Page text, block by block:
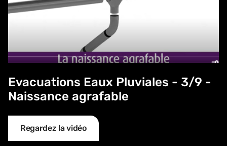
Evacuations Eaux Pluviales - 3/9 -
Naissance agrafable
Regardez la vidéo